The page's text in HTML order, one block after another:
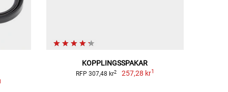
KOPPLINGSSPAKAR
RFP 307,48 kr2 257,28 kr1